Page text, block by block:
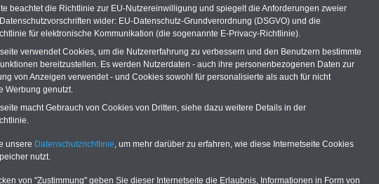
muss bisMärz 2027 eine Neuregelung der Besoldung beschließen). Auch beim
& Ruhestandsbeamte) gibt es teilweise hohe Nachzahlungen (Medienberichten
füralle (!) Beamtezwischen mind. 3.000 und 13.000 Euro, Der INFO-
hierzu eine Broschüre heraus, die unmittelbar nach dem Beschluss des
der Bundesregierung vorgelegt wird (wahrscheinlich im Quartal.2026
der Broschüre.
ab 01.02.2025
Wissenswertes für
Beamte, Beamtenver-
(Bund/Länder) sowie
Bund und Ländern. Alle
beachtet die Richtlinie zur EU-Nutzereinwilligung und spiegelt die Anforderungen zweier
wider: EU-Datenschutz-Grundverordnung (DSGVO) und die
für elektronische Kommunikation (die sogenannte E-Privacy-Richtlinie).
verwendet Cookies, um die Nutzererfahrung zu verbessern und den Benutzern bestimmte
bereitzustellen. Es werden Nutzerdaten - auch ihre personenbezogenen Daten zur
von Anzeigen verwendet - und Cookies sowohl für personalisierte als auch für nicht
Werbung genutzt.
macht Gebrauch von Cookies von Dritten, siehe dazu weitere Details in der
unsere Datenschutzrichtlinie , um mehr darüber zu erfahren, wie diese Internetseite Cookies
nutzt.
von "Zustimmung" geben Sie dieser Internetseite die Erlaubnis, Informationen in Form von